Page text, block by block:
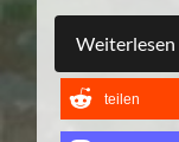
Weiterlesen
teilen